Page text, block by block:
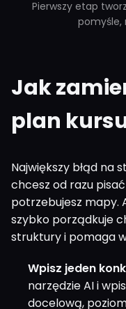
Pierwszy etap
pomyśle,
Jak
plan
Największy błąd na
chcesz od razu
potrzebujesz mapy.
szybko porządkuje
struktury i pomaga
Wpisz jeden
narzędzie AI i
docelową,